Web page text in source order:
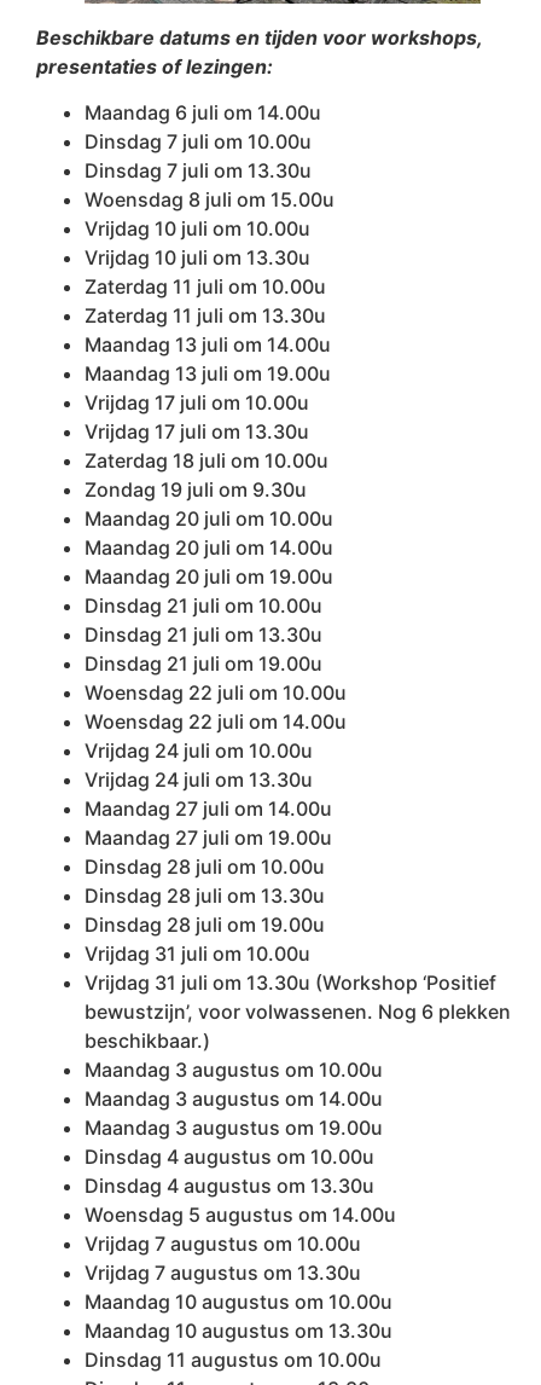
Beschikbare datums en tijden voor workshops,
presentaties of lezingen:
Maandag 6 juli om 14.00u
Dinsdag 7 juli om 10.00u
Dinsdag 7 juli om 13.30u
Woensdag 8 juli om 15.00u
Vrijdag 10 juli om 10.00u
Vrijdag 10 juli om 13.30u
Zaterdag 11 juli om 10.00u
Zaterdag 11 juli om 13.30u
Maandag 13 juli om 14.00u
Maandag 13 juli om 19.00u
Vrijdag 17 juli om 10.00u
Vrijdag 17 juli om 13.30u
Zaterdag 18 juli om 10.00u
Zondag 19 juli om 9.30u
Maandag 20 juli om 10.00u
Maandag 20 juli om 14.00u
Maandag 20 juli om 19.00u
Dinsdag 21 juli om 10.00u
Dinsdag 21 juli om 13.30u
Dinsdag 21 juli om 19.00u
Woensdag 22 juli om 10.00u
Woensdag 22 juli om 14.00u
Vrijdag 24 juli om 10.00u
Vrijdag 24 juli om 13.30u
Maandag 27 juli om 14.00u
Maandag 27 juli om 19.00u
Dinsdag 28 juli om 10.00u
Dinsdag 28 juli om 13.30u
Dinsdag 28 juli om 19.00u
Vrijdag 31 juli om 10.00u
Vrijdag 31 juli om 13.30u (Workshop ‘Positief
bewustzijn’, voor volwassenen. Nog 6 plekken
beschikbaar.)
Maandag 3 augustus om 10.00u
Maandag 3 augustus om 14.00u
Maandag 3 augustus om 19.00u
Dinsdag 4 augustus om 10.00u
Dinsdag 4 augustus om 13.30u
Woensdag 5 augustus om 14.00u
Vrijdag 7 augustus om 10.00u
Vrijdag 7 augustus om 13.30u
Maandag 10 augustus om 10.00u
Maandag 10 augustus om 13.30u
Dinsdag 11 augustus om 10.00u